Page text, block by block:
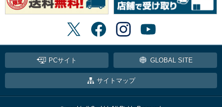
PCサイト GLOBAL SITE
サイトマップ